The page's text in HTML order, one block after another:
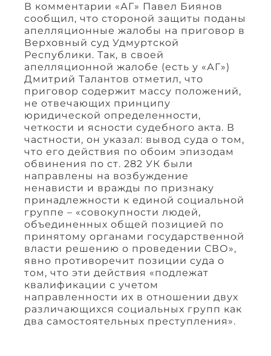
В комментарии «АГ» Павел Биянов
сообщил, что стороной защиты поданы
апелляционные жалобы на приговор в
Верховный суд Удмуртской
Республики. Так, в своей
апелляционной жалобе (есть у «АГ»)
Дмитрий Талантов отметил, что
приговор содержит массу положений,
не отвечающих принципу
юридической определенности,
четкости и ясности судебного акта. В
частности, он указал: вывод суда о том,
что его действия по обоим эпизодам
обвинения по ст. 282 УК были
направлены на возбуждение
ненависти и вражды по признаку
принадлежности к единой социальной
группе – «совокупности людей,
объединенных общей позицией по
принятому органами государственной
власти решению о проведении СВО»,
явно противоречит позиции суда о
том, что эти действия «подлежат
квалификации с учетом
направленности их в отношении двух
различающихся социальных групп как
два самостоятельных преступления».